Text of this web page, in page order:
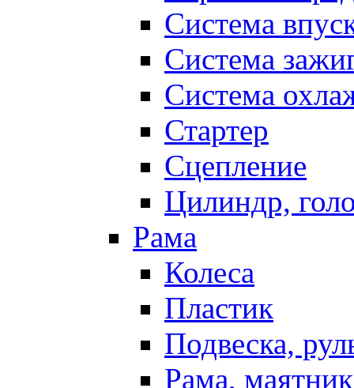
Система
Система
Система
Стартер
Сцепление
Цилиндр,
Рама
Колеса
Пластик
Подвеска,
Рама, маятник